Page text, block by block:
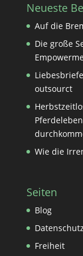
Neueste
Auf die
Die große
outsourct
Wie die
Seiten
Blog
Freiheit